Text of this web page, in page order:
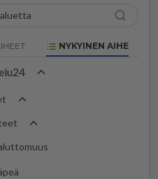
NYKYINEN AIHE